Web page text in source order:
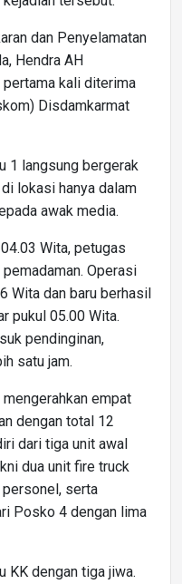
dan Penyelamatan
Hendra AH
pertama kali diterima
Disdamkarmat
1 langsung bergerak
lokasi hanya dalam
awak media.
Wita, petugas
Operasi
Wita dan baru berhasil
pukul 05.00 Wita.
pendinginan,
satu jam.
empat
dengan total 12
dari tiga unit awal
dua unit fire truck
personel, serta
Posko 4 dengan lima
KK dengan tiga jiwa.